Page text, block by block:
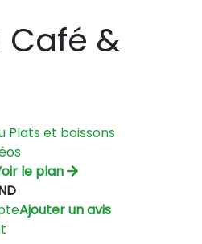
&
Plats et boissons
le plan
Ajouter un avis